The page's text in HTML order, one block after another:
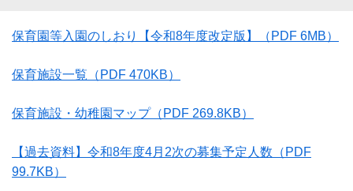
保育園等入園のしおり【令和8年度改定版】 （PDF 6MB）
保育施設一覧 （PDF 470KB）
保育施設・幼稚園マップ（PDF 269.8KB）
【過去資料】令和8年度4月2次の募集予定人数 （PDF
99.7KB）